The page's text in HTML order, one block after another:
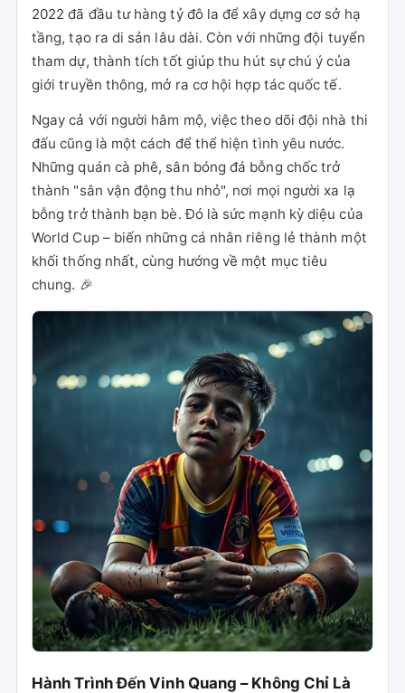
2022 đã đầu tư hàng tỷ đô la để xây dựng cơ sở hạ
tầng, tạo ra di sản lâu dài. Còn với những đội tuyển
tham dự, thành tích tốt giúp thu hút sự chú ý của
giới truyền thông, mở ra cơ hội hợp tác quốc tế.
Ngay cả với người hâm mộ, việc theo dõi đội nhà thi
đấu cũng là một cách để thể hiện tình yêu nước.
Những quán cà phê, sân bóng đá bỗng chốc trở
thành "sân vận động thu nhỏ", nơi mọi người xa lạ
bỗng trở thành bạn bè. Đó là sức mạnh kỳ diệu của
World Cup – biến những cá nhân riêng lẻ thành một
khối thống nhất, cùng hướng về một mục tiêu
chung. 🎉
Hành Trình Đến Vinh Quang – Không Chỉ Là